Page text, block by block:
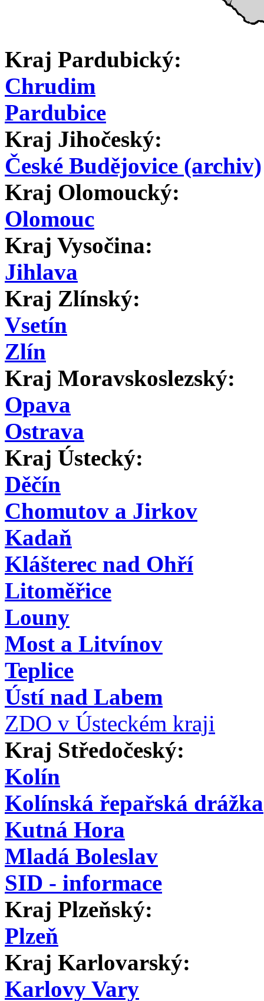
Kraj Pardubický:
Chrudim
Pardubice
Kraj Jihočeský:
České Budějovice (archiv)
Kraj Olomoucký:
Olomouc
Kraj Vysočina:
Jihlava
Kraj Zlínský:
Vsetín
Zlín
Kraj Moravskoslezský:
Opava
Ostrava
Kraj Ústecký:
Děčín
Chomutov a Jirkov
Kadaň
Klášterec nad Ohří
Litoměřice
Louny
Most a Litvínov
Teplice
Ústí nad Labem
ZDO v Ústeckém kraji
Kraj Středočeský:
Kolín
Kolínská řepařská drážka
Kutná Hora
Mladá Boleslav
SID - informace
Kraj Plzeňský:
Plzeň
Kraj Karlovarský:
Karlovy Vary